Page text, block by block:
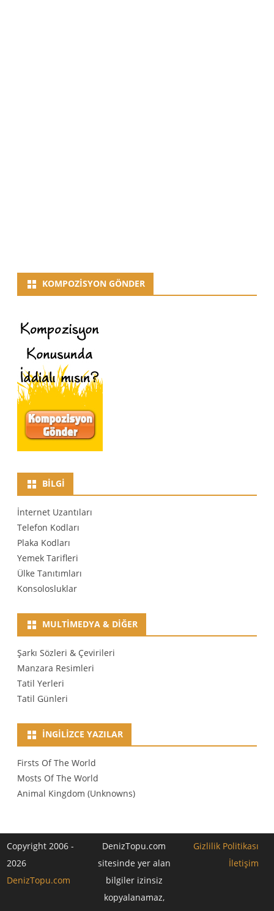
KOMPOZISYON GÖNDER
BILGI
İnternet Uzantıları
Telefon Kodları
Plaka Kodları
Yemek Tarifleri
Ülke Tanıtımları
Konsolosluklar
MULTIMEDYA & DIĞER
Şarkı Sözleri & Çevirileri
Manzara Resimleri
Tatil Yerleri
Tatil Günleri
İNGILIZCE YAZILAR
Firsts Of The World
Mosts Of The World
Animal Kingdom (Unknowns)
Copyright 2006 -
2026
DenizTopu.com
DenizTopu.com
sitesinde yer alan
bilgiler izinsiz
kopyalanamaz,
Gizlilik Politikası
İletişim